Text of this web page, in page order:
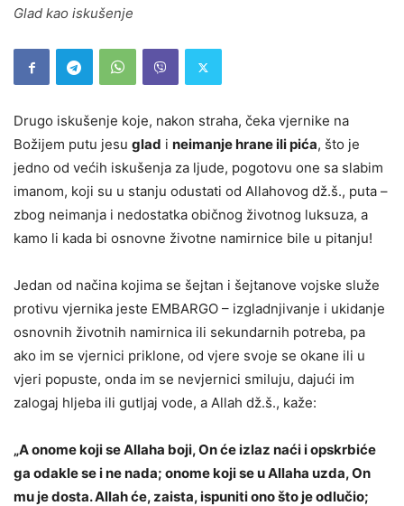
Glad kao iskušenje
Drugo iskušenje koje, nakon straha, čeka vjernike na
Božijem putu jesu glad i neimanje hrane ili pića, što je
jedno od većih iskušenja za ljude, pogotovu one sa slabim
imanom, koji su u stanju odustati od Allahovog dž.š., puta –
zbog neimanja i nedostatka običnog životnog luksuza, a
kamo li kada bi osnovne životne namirnice bile u pitanju!
Jedan od načina kojima se šejtan i šejtanove vojske služe
protivu vjernika jeste EMBARGO – izgladnjivanje i ukidanje
osnovnih životnih namirnica ili sekundarnih potreba, pa
ako im se vjernici priklone, od vjere svoje se okane ili u
vjeri popuste, onda im se nevjernici smiluju, dajući im
zalogaj hljeba ili gutljaj vode, a Allah dž.š., kaže:
„A onome koji se Allaha boji, On će izlaz naći i opskrbiće
ga odakle se i ne nada; onome koji se u Allaha uzda, On
mu je dosta. Allah će, zaista, ispuniti ono što je odlučio;